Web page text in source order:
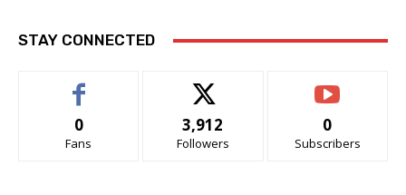
STAY CONNECTED
0
Fans
3,912
Followers
0
Subscribers